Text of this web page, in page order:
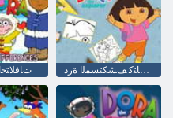
ﺕﺎﻓﻼ ﺘﺧﺍ 5 ﺪﺠﺗ ﺓﺭﺩ ﻦﻳﻮﻠﺘﻟﺍ ﺏﺎﺘﻛ ﻒﺸﻜﺘﺴﻤﻟﺍ ﺓﺭﺩ